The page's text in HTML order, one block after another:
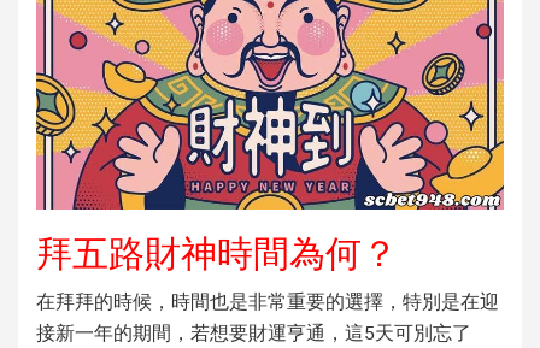
拜五路財神時間為何？
在拜拜的時候，時間也是非常重要的選擇，特別是在迎
接新一年的期間，若想要財運亨通，這5天可別忘了